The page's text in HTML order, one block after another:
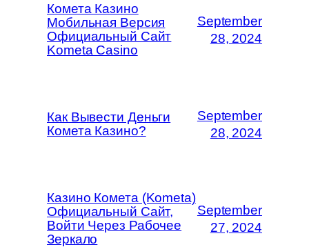
Комета Казино
Мобильная Версия
Официальный Сайт
Kometa Casino
September
28, 2024
Как Вывести Деньги
Комета Казино?
September
28, 2024
Казино Комета (Kometa)
Официальный Сайт,
Войти Через Рабочее
Зеркало
September
27, 2024